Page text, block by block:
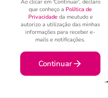
Ao clicar em 'Continuar', declaro
que conheço a Política de
Privacidadeda meutudo e
autorizo a utilização das minhas
informações para receber e-
mails e notificações.
Continuar